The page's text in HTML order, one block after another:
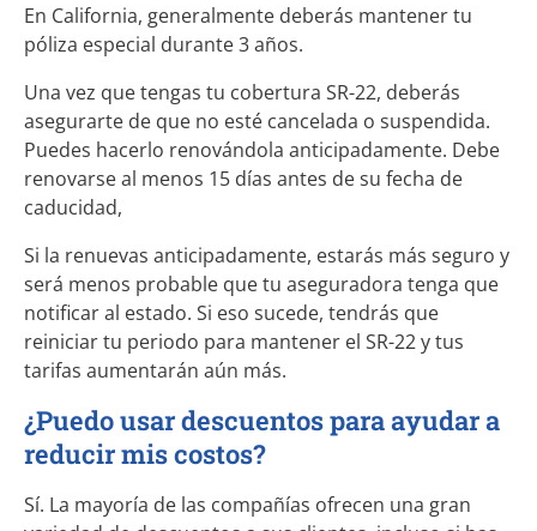
En California, generalmente deberás mantener tu
póliza especial durante 3 años.
Una vez que tengas tu cobertura SR-22, deberás
asegurarte de que no esté cancelada o suspendida.
Puedes hacerlo renovándola anticipadamente. Debe
renovarse al menos 15 días antes de su fecha de
caducidad,
Si la renuevas anticipadamente, estarás más seguro y
será menos probable que tu aseguradora tenga que
notificar al estado. Si eso sucede, tendrás que
reiniciar tu periodo para mantener el SR-22 y tus
tarifas aumentarán aún más.
¿Puedo usar descuentos para ayudar a
reducir mis costos?
Sí. La mayoría de las compañías ofrecen una gran